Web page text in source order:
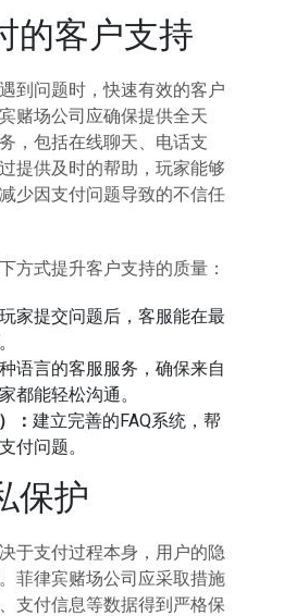
的客户支持
到问题时，快速有效的客户
赌场公司应确保提供全天
，包括在线聊天、电话支
提供及时的帮助，玩家能够
少因支付问题导致的不信任
方式提升客户支持的质量：
家提交问题后，客服能在最
语言的客服服务，确保来自
都能轻松沟通。
：建立完善的FAQ系统，帮
付问题。
保护
于支付过程本身，用户的隐
菲律宾赌场公司应采取措施
支付信息等数据得到严格保